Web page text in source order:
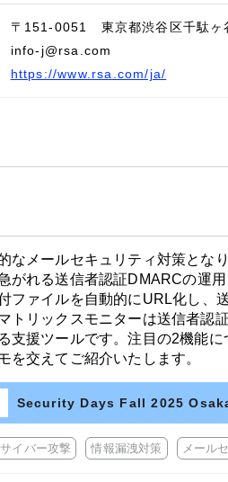
〒151-0051 東京都渋谷区千駄
info-j@rsa.com
https://www.rsa.com/ja/
なメールセキュリティ対策とな
がれる送信者認証DMARCの運
ファイルを自動的にURL化し、
トリックスモニターは送信者認
支援ツールです。注目の2機能
を交えてご紹介いたします。
Security Days Fall 2025
イバー攻撃 情報漏洩対策 メール